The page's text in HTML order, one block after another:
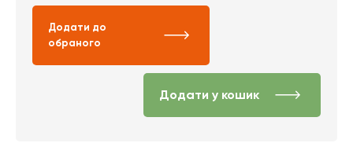
Додати до
обраного
Додати у кошик